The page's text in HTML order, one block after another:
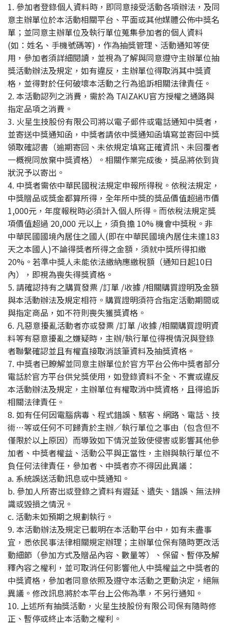
1. 參加者登錄個人資料時，即同意接受活動各項辦法，及同
意主辦單位於本活動相關平台、平面或其他媒體公佈中獎名
單；並同意主辦單位及執行單位蒐集參加者的個人資料
(如：姓名、手機號碼等)，作為抽獎管理、活動通知等使
用，參加者須詳細閱讀，並視為了解與同意遵守主辦單位抽
獎活動辦法及規定，如有違反，主辦單位得取消其中獎資
格，並得對於任何破壞本活動之行為追訴相關法律責任。
2. 本活動認列之消費，需於為 TAIZAKU官方授權之通路與
指定品項之消費。
3. 火星生技股份有限公司將以電子郵件或電話通知中獎者，
並寄送中獎通知函，中獎者請依中獎通知函填寫並寄回中獎
領取確認書（逾期寄回、未依規定填寫正確資訊、未回覆者
一概視同放棄中獎資格）。相關作業完成後，獎品將依到貨
狀況予以寄出。
4. 中獎者需依中華民國稅法規定申報所得稅。依稅法規定，
中獎贈品或獎金都算所得，全年所中獎的獎品價值超過市價
1,000元，年度報稅時必須計入個人所得。而依稅法規定獎
項價值超過 20,000 元以上，須負擔 10% 機會中獎稅。非
中華民國國境內居住之國人(即在中華民國境內居住未達183
天之本國人)不論得獎者所得之金額，須就中獎所得扣繳
20%。若準中獎人未能依法繳納應繳稅額（通知日起10日
內），即視為喪失得獎資格。
5. 請確認持有之購買發票 /訂單 /收據 /相關購買證明及金額
與本活動辦法及規定相符。購買證明須符合指定活動期間或
與指定商品，如不符則喪失獲獎資格。
6. 凡惡意擾亂活動者亦或發票 /訂單 /收據 /相關購買證明資
料等有惡意擾亂之嫌疑時，主辦/執行單位得視情況與登錄
者聯繫確認並且有權直接取消該筆資料及抽獎資格。
7. 中獎者已瞭解並同意主辦單位於官方平台公佈中獎者部分
電話於官方平台供兌獎使用，如登錄資料不全、不實或違反
本活動辦法及規定，主辦單位有權取消中獎資格，且得追訴
相關法律責任。
8. 如有任何因電腦病毒、程式錯誤、駭客、網路、電話、技
術…等或任何不可歸責於主辦／執行單位之事由（包含但不
僅限於以上原因）而導致如下情況並致使侵害或影響其他參
加者、中獎者權益、活動公平與正當性，主辦與執行單位不
負任何法律責任，參加者、中獎者亦不得因此異議：
a. 系統誤送活動訊息或中獎通知。
b. 參加人所寄出或登錄之資料有遲延、遺失、錯誤、無法辨
識或毀損之情況。
c. 活動未如預期之規劃執行。
9. 本活動辦法及規定已載明在本活動平台中，如有未盡事
宜，悉依民事法律相關規定辦理；主辦單位保有隨時更改活
動細節（參加方式及贈品內容、數量等）、保留、暫停及解
釋內容之權利，並可取消任何影響他人中獎權益之中獎者的
中獎資格，參加者同意依照及遵守本活動之更動決定，絕無
異議。修改訊息將於本平台上公佈為準，不另行通知。
10. 上述所有抽獎活動，火星生技股份有限公司保有隨時修
正、暫停或終止本活動之權利。